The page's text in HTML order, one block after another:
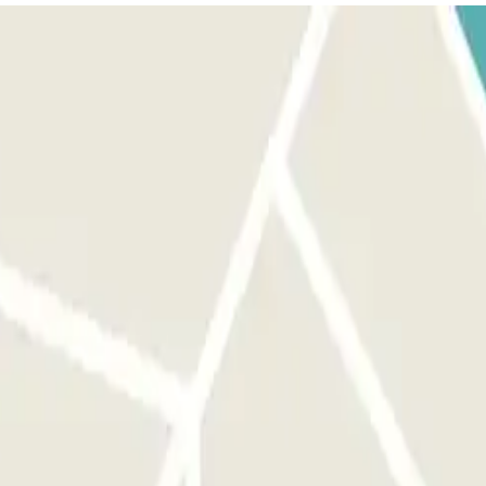
quel emplacement libre.
et ne communiquez pas le localisateur de votre réservation
et sortir.